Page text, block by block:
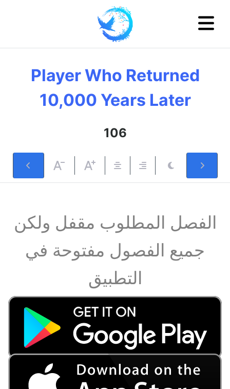
Player Who Returned
10,000 Years Later
106
الفصل المطلوب مقفل ولكن
جميع الفصول مفتوحة في
التطبيق